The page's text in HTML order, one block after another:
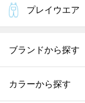
プレイウエア
ブランドから探す
カラーから探す